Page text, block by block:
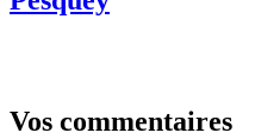
Vos commentaires